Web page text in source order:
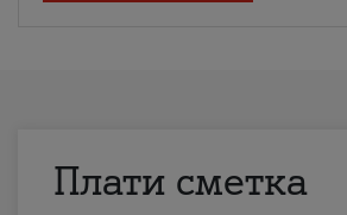
Плати сметка